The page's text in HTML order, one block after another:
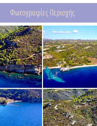
Φωτογραφίες Περιοχής